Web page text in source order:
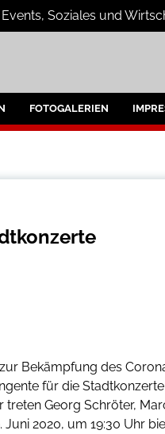
Soziales und
Neumünster
FOTOGALERIEN
Bekämpfung des
für die
treten Georg Schröter,
2020, um 19:30 Uhr